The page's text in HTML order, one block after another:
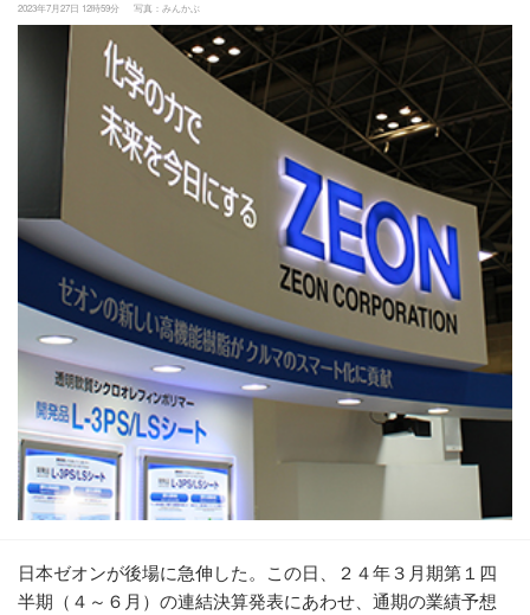
2023年7月27日 12時59分 写真：みんかぶ
日本ゼオンが後場に急伸した。この日、２４年３月期第１四
半期（４～６月）の連結決算発表にあわせ、通期の業績予想